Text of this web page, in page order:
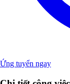
Ứng tuyển ngay